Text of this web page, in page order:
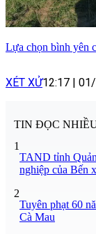
Lựa chọn bình yên
XÉT XỬ12:17 |
TIN ĐỌC
1
TAND tỉnh
nghiệp của Bến
2
Tuyên phạt 60
Cà Mau